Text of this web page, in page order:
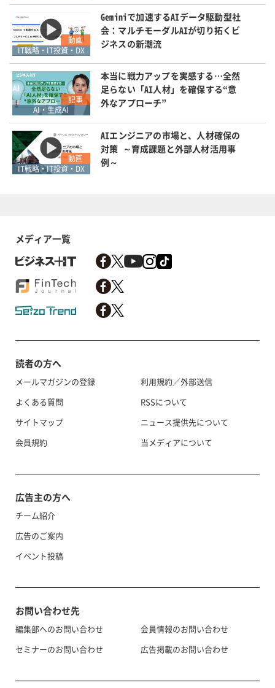
動画
IT戦略・IT投資・DX
Geminiで加速するAIデータ駆動型社
会：マルチモーダルAIが切り拓くビ
ジネスの新潮流
記事
AI・生成AI
本当に戦力アップを実感する…全然
足らない「AI人材」を確保する“意
外なアプローチ”
動画
IT戦略・IT投資・DX
AIエンジニアの市場と、人材確保の
対策 ～育成課題と外部人材活用事
例～
メディア一覧
読者の方へ
メールマガジンの登録
よくある質問
サイトマップ
会員規約
利用規約／外部送信
RSSについて
ニュース提供先について
当メディアについて
広告主の方へ
チーム紹介
広告のご案内
イベント投稿
お問い合わせ先
編集部へのお問い合わせ
セミナーのお問い合わせ
会員情報のお問い合わせ
広告掲載のお問い合わせ